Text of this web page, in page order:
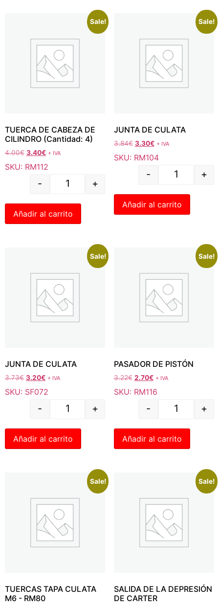
Sale!
TUERCA DE CABEZA DE
CILINDRO (Cantidad: 4)
4.00€ 3.40€ + IVA
SKU: RM112
- +
Añadir al carrito
Sale!
JUNTA DE CULATA
3.84€ 3.30€ + IVA
SKU: RM104
- +
Añadir al carrito
Sale!
JUNTA DE CULATA
3.73€ 3.20€ + IVA
SKU: SF072
- +
Añadir al carrito
Sale!
PASADOR DE PISTÓN
3.22€ 2.70€ + IVA
SKU: RM116
- +
Añadir al carrito
Sale!
TUERCAS TAPA CULATA
M6 - RM80
Sale!
SALIDA DE LA DEPRESIÓN
DE CARTER